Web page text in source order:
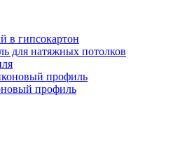
в гипсокартон
для натяжных потолков
профиль